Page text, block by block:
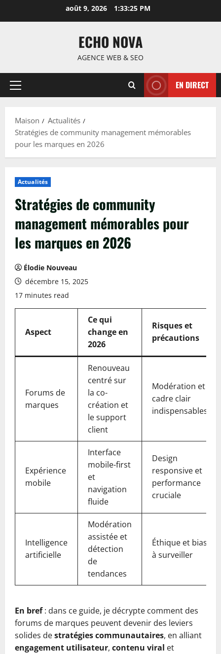
août 9, 2026 1:33:26 PM
ECHO NOVA
AGENCE WEB & SEO
Menu
EN DIRECT
Maison
Actualités
Stratégies de community management mémorables
pour les marques en 2026
Actualités
Stratégies de community
management mémorables pour
les marques en 2026
Élodie Nouveau
décembre 15, 2025
17 minutes read
Aspect
Ce qui
change en
2026
Risques et
précautions
Forums de
marques
Renouveau
centré sur
la co-
création et
le support
client
Modération et
cadre clair
indispensables
Expérience
mobile
Interface
mobile-first
et
navigation
fluide
Design
responsive et
performance
cruciale
Intelligence
artificielle
Modération
assistée et
détection
de
tendances
Éthique et bias
à surveiller
En bref: dans ce guide, je décrypte comment des
forums de marques peuvent devenir des leviers
solides destratégies communautaires, en alliant
engagement utilisateur, contenu viral et